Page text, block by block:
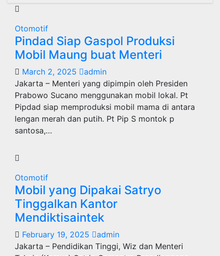
Otomotif
Pindad Siap Gaspol Produksi
Mobil Maung buat Menteri
March 2, 2025
admin
Jakarta – Menteri yang dipimpin oleh Presiden
Prabowo Sucano menggunakan mobil lokal. Pt
Pipdad siap memproduksi mobil mama di antara
lengan merah dan putih. Pt Pip S montok p
santosa,…
Otomotif
Mobil yang Dipakai Satryo
Tinggalkan Kantor
Mendiktisaintek
February 19, 2025
admin
Jakarta – Pendidikan Tinggi, Wiz dan Menteri